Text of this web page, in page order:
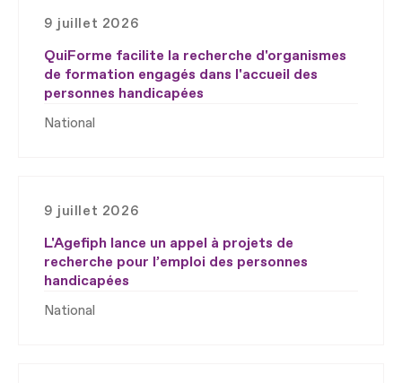
9 juillet 2026
QuiForme facilite la recherche d'organismes
de formation engagés dans l'accueil des
personnes handicapées
National
9 juillet 2026
L'Agefiph lance un appel à projets de
recherche pour l’emploi des personnes
handicapées
National